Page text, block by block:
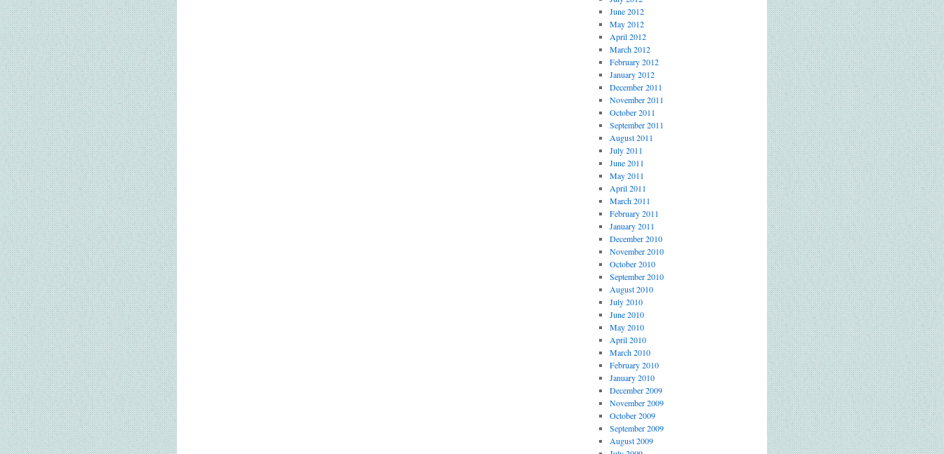
June 2012
May 2012
April 2012
March 2012
February 2012
January 2012
December 2011
November 2011
October 2011
September 2011
August 2011
July 2011
June 2011
May 2011
April 2011
March 2011
February 2011
January 2011
December 2010
November 2010
October 2010
September 2010
August 2010
July 2010
June 2010
May 2010
April 2010
March 2010
February 2010
January 2010
December 2009
November 2009
October 2009
September 2009
August 2009